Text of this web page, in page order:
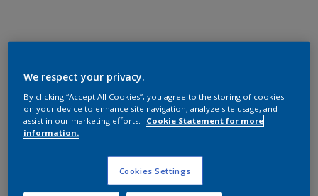
We respect your privacy.
By clicking “Accept All Cookies”, you agree to the storing of cookies
on your device to enhance site navigation, analyze site usage, and
assist in our marketing efforts.
Cookie Statement for more
information.
Cookies Settings